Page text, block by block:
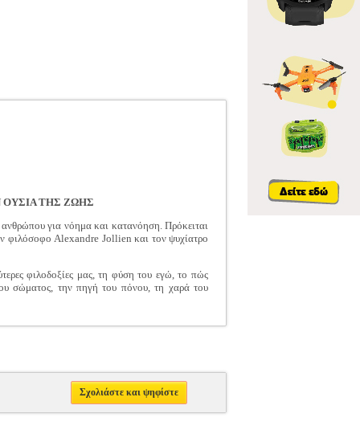
ΤΗΣ ΖΩΗΣ
για νόημα και κατανόηση. Πρόκειται
φιλόσοφο Alexandre Jollien και τον ψυχίατρο
φιλοδοξίες μας, τη φύση του εγώ, το πώς
σώματος, την πηγή του πόνου, τη χαρά του
Σχολιάστε και ψηφίστε